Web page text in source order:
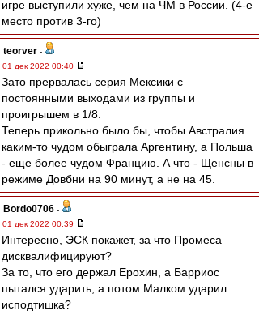
игре выступили хуже, чем на ЧМ в России. (4-е
место против 3-го)
teorver -
01 дек 2022 00:40
Зато прервалась серия Мексики с
постоянными выходами из группы и
проигрышем в 1/8.
Теперь прикольно было бы, чтобы Австралия
каким-то чудом обыграла Аргентину, а Польша
- еще более чудом Францию. А что - Щенсны в
режиме Довбни на 90 минут, а не на 45.
Bordo0706 -
01 дек 2022 00:39
Интересно, ЭСК покажет, за что Промеса
дисквалифицируют?
За то, что его держал Ерохин, а Барриос
пытался ударить, а потом Малком ударил
исподтишка?